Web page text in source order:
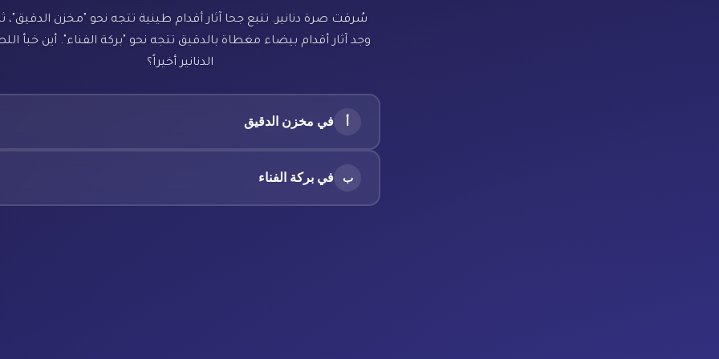
سُرقت صرة دنانير. تتبع جحا آثار أقدام طينية تتجه نحو "مخزن الدقيق"،
وجد آثار أقدام بيضاء مغطاة بالدقيق تتجه نحو "بركة الفناء". أين خبأ
الدنانير أخيراً؟
أ في مخزن الدقيق
ب في بركة الفناء